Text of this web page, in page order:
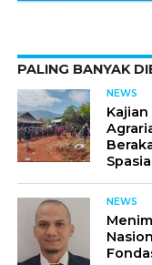
PALING BANYAK
NEWS
NEWS